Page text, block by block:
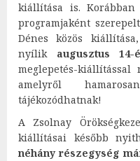
kiállítása is. Korábban
programjaként
Dénes közös
nyílik augusztus 14-
meglepetés-kiállítással
amelyről
tájékozódhatnak!
A Zsolnay
kiállításai később
néhány részegység